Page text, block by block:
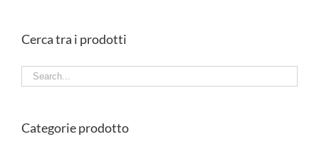
Cerca tra i prodotti
Categorie prodotto